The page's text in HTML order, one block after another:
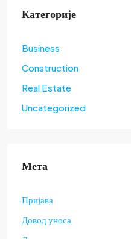
Категорије
Business
Construction
Real Estate
Uncategorized
Мета
Пријава
Довод уноса